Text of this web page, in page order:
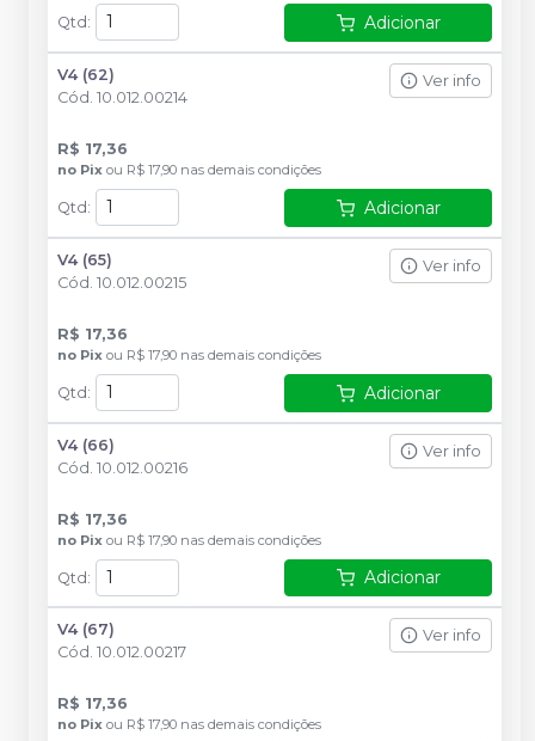
Qtd : Adicionar
V4 (62)
Cód. 10.012.00214
Ver info
R$ 17,36
no Pix ou R$ 17,90 nas demais condições
Qtd : Adicionar
V4 (65)
Cód. 10.012.00215
Ver info
R$ 17,36
no Pix ou R$ 17,90 nas demais condições
Qtd : Adicionar
V4 (66)
Cód. 10.012.00216
Ver info
R$ 17,36
no Pix ou R$ 17,90 nas demais condições
Qtd: Adicionar
V4 (67)
Cód. 10.012.00217
Ver info
R$ 17,36
no Pix ou R$ 17,90 nas demais condições